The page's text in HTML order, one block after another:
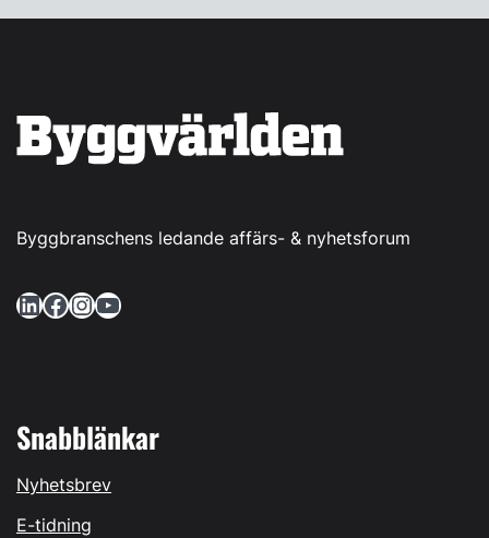
Byggbranschens ledande affärs- & nyhetsforum
LinkedIn Facebook InstagramYouTube
Snabblänkar
Nyhetsbrev
E-tidning